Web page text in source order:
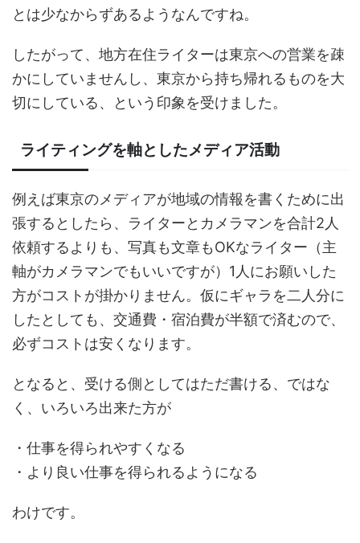
とは少なからずあるようなんですね。
したがって、地方在住ライターは東京への営業を疎
かにしていませんし、東京から持ち帰れるものを大
切にしている、という印象を受けました。
ライティングを軸としたメディア活動
例えば東京のメディアが地域の情報を書くために出
張するとしたら、ライターとカメラマンを合計2人
依頼するよりも、写真も文章もOKなライター（主
軸がカメラマンでもいいですが）1人にお願いした
方がコストが掛かりません。仮にギャラを二人分に
したとしても、交通費・宿泊費が半額で済むので、
必ずコストは安くなります。
となると、受ける側としてはただ書ける、ではな
く、いろいろ出来た方が
・仕事を得られやすくなる
・より良い仕事を得られるようになる
わけです。